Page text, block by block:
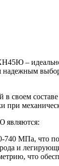
–
своем
являются:
МПа, что
и
что